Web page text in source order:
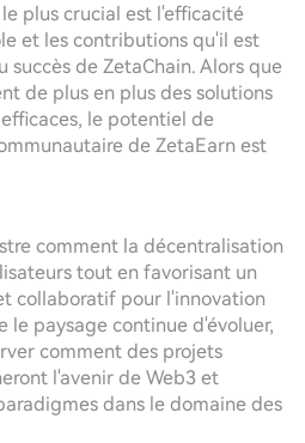
plus crucial est l'efficacité
et les contributions qu'il est
de ZetaChain. Alors que
de plus en plus des solutions
le potentiel de
de ZetaEarn est
comment la décentralisation
tout en favorisant un
collaboratif pour l'innovation
le paysage continue d'évoluer,
comment des projets
l'avenir de Web3 et
dans le domaine des